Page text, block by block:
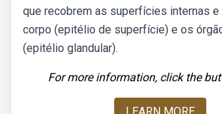
que recobrem as superfícies internas e
corpo (epitélio de superfície) e os
(epitélio glandular).
For more information, click the